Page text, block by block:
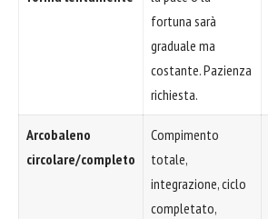
fortuna sarà
graduale ma
costante. Pazienza
richiesta.
Arcobaleno
circolare/completo
Compimento
totale,
integrazione, ciclo
completato,